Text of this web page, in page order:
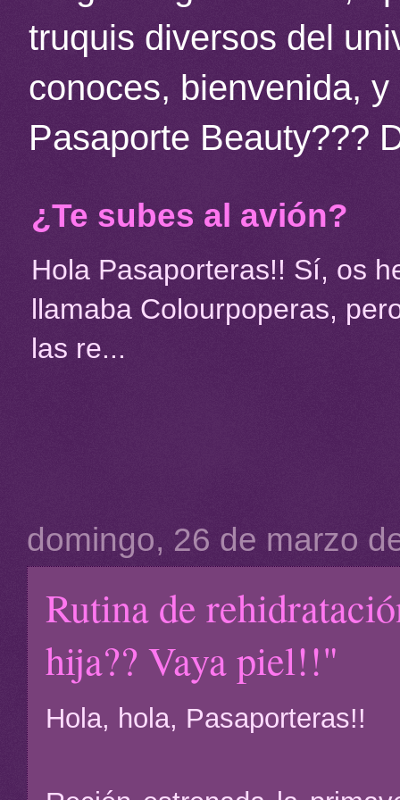
truquis diversos del
conoces, bienvenida,
Pasaporte Beauty???
¿Te subes al avión?
Hola Pasaporteras!! Sí, os
llamaba Colourpoperas,
las re...
domingo, 26 de marzo
Rutina de
hija?? Vaya piel!!"
Hola, hola, Pasaporteras!!